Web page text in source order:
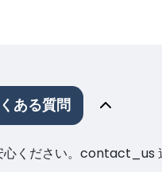
ある質問
心ください。contact_us